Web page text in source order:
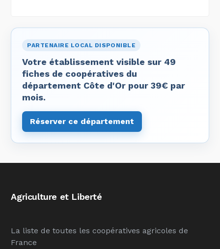
PARTENAIRE LOCAL DISPONIBLE
Votre établissement visible sur 49
fiches de coopératives du
département Côte d'Or pour 39€ par
mois.
Réserver ce département
Agriculture et Liberté
La liste de toutes les coopératives agricoles de
France